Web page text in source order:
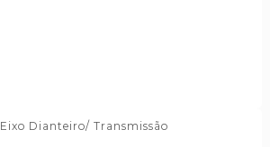
Eixo Dianteiro/ Transmissão